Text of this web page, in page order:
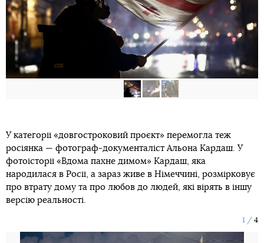
У категорії «довгостроковий проєкт» перемогла теж
росіянка — фотограф-документаліст Альона Кардаш. У
фотоісторії «Вдома пахне димом» Кардаш, яка
народилася в Росії, а зараз живе в Німеччині, розмірковує
про втрату дому та про любов до людей, які вірять в іншу
версію реальності.
1 4